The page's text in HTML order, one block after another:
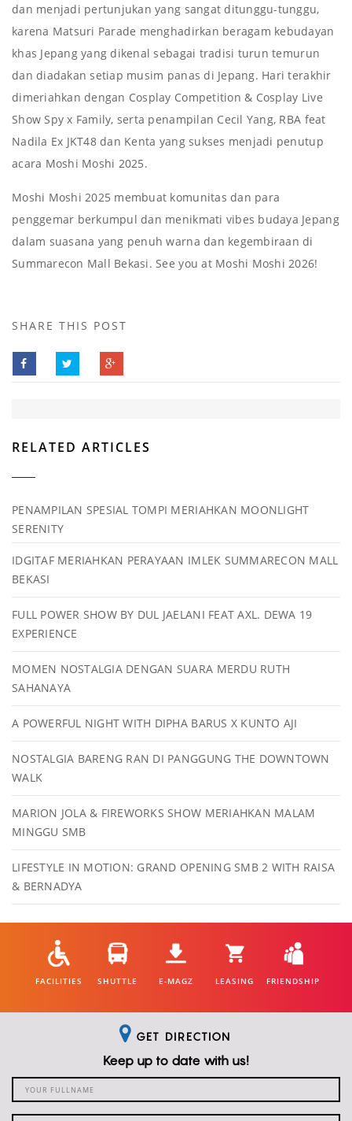
dan menjadi pertunjukan yang sangat ditunggu-tunggu,
karena Matsuri Parade menghadirkan beragam kebudayan
khas Jepang yang dikenal sebagai tradisi turun temurun
dan diadakan setiap musim panas di Jepang. Hari terakhir
dimeriahkan dengan Cosplay Competition & Cosplay Live
Show Spy x Family, serta penampilan Cecil Yang, RBA feat
Nadila Ex JKT48 dan Kenta yang sukses menjadi penutup
acara Moshi Moshi 2025.
Moshi Moshi 2025 membuat komunitas dan para
penggemar berkumpul dan menikmati vibes budaya Jepang
dalam suasana yang penuh warna dan kegembiraan di
Summarecon Mall Bekasi. See you at Moshi Moshi 2026!
SHARE THIS POST
RELATED ARTICLES
PENAMPILAN SPESIAL TOMPI MERIAHKAN MOONLIGHT
SERENITY
IDGITAF MERIAHKAN PERAYAAN IMLEK SUMMARECON MALL
BEKASI
FULL POWER SHOW BY DUL JAELANI FEAT AXL. DEWA 19
EXPERIENCE
MOMEN NOSTALGIA DENGAN SUARA MERDU RUTH
SAHANAYA
A POWERFUL NIGHT WITH DIPHA BARUS X KUNTO AJI
NOSTALGIA BARENG RAN DI PANGGUNG THE DOWNTOWN
WALK
MARION JOLA & FIREWORKS SHOW MERIAHKAN MALAM
MINGGU SMB
LIFESTYLE IN MOTION: GRAND OPENING SMB 2 WITH RAISA
& BERNADYA
FACILITIES SHUTTLE E-MAGZ LEASING FRIENDSHIP
GET DIRECTION
Keep up to date with us!